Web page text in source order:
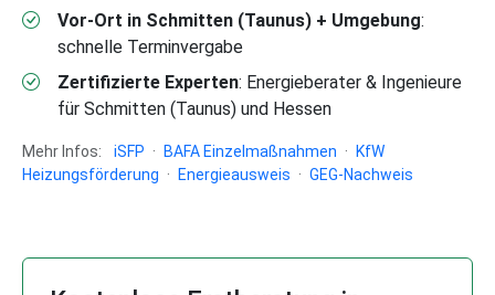
Vor-Ort in Schmitten (Taunus) + Umgebung:
schnelle Terminvergabe
Zertifizierte Experten: Energieberater & Ingenieure
für Schmitten (Taunus) und Hessen
Mehr Infos: iSFP · BAFA Einzelmaßnahmen ·
KfW
Heizungsförderung · Energieausweis · GEG-Nachweis